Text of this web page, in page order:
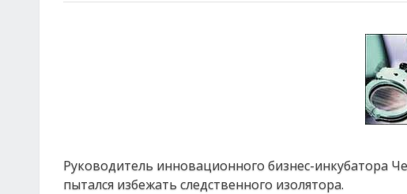
Руководитель инновационного бизнес-инкубатора
пытался избежать следственного изолятора.